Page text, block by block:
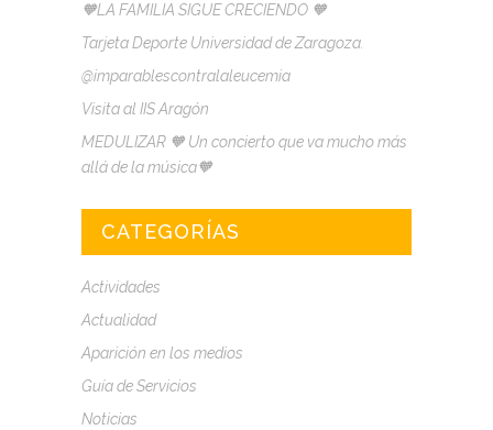
🧡LA FAMILIA SIGUE CRECIENDO 🧡
Tarjeta Deporte Universidad de Zaragoza.
@imparablescontralaleucemia
Visita al IIS Aragón
MEDULIZAR 🧡 Un concierto que va mucho más
allá de la música🧡
CATEGORÍAS
Actividades
Actualidad
Aparición en los medios
Guía de Servicios
Noticias